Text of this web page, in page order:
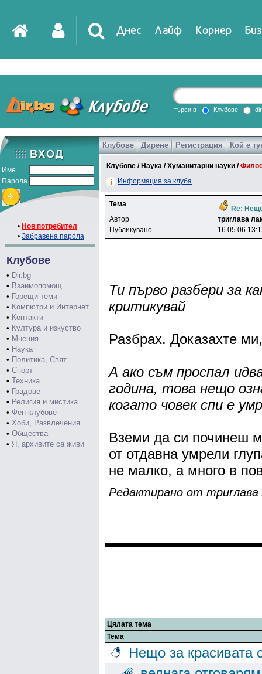
Днес Лайф Корнер
DirTV Impressio
Games
търси в Клубове
Име
Парола
• Нов потребител
• Забравена парола
Клубове
• Dir.bg
• Взаимопомощ
• Горещи теми
• Компютри и Интернет
• Контакти
• Култура и изкуство
• Мнения
• Наука
• Политика, Свят
• Спорт
• Техника
• Градове
• Религия и мистика
• Фен клубове
• Хоби, Развлечения
• Общества
• Я, архивите са живи
Клубове Дирене Регистрация Кой е
Клубове / Наука /Хуманитарни науки /
Информация за клуба
Тема
Re:
Автор
тpиrлaвa
Публикувано
16.05.06
Ти първо разбери за
критикувай
Разбрах. Доказахте
А ако съм проспал
година, това нещо
когато човек спи е
Вземи да си починеш
от отдавна умрели
не малко, а много в
Редактирано от тpиrлaвa
Цялата тема
Тема
Нещо за красивата